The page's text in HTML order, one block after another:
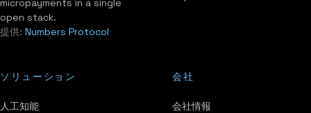
micropayments in a single
open stack.
提供: Numbers Protocol
ソリューション
人工知能
会社
会社情報